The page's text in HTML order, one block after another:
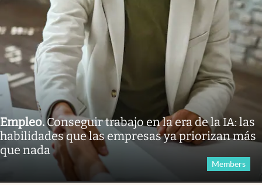
Empleo.Conseguir trabajo en la era de la IA: las
habilidades que las empresas ya priorizan más
que nada
Members